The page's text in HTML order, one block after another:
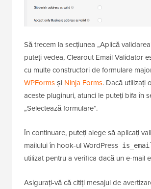
Să trecem la secțiunea „Aplică
puteți vedea, Clearout Email Validator
cu multe constructori de formulare
WPFormsși Ninja Forms. Dacă utilizați
aceste pluginuri, atunci le puteți bifa în
„Selectează formulare”.
În continuare, puteți alege să aplicați
mailului în hook-ul WordPress
utilizat pentru a verifica dacă un e-mail
Asigurați-vă că citiți mesajul de